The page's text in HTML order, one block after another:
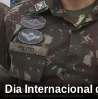
Dia Internacional